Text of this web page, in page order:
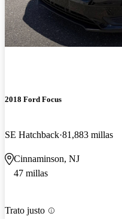
2018 Ford Focus
SE Hatchback 81,883 millas
Cinnaminson, NJ
47 millas
Trato justo